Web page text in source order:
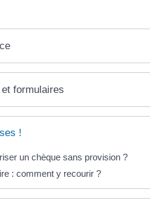
formulaires
!
un chèque sans provision ?
: comment y recourir ?